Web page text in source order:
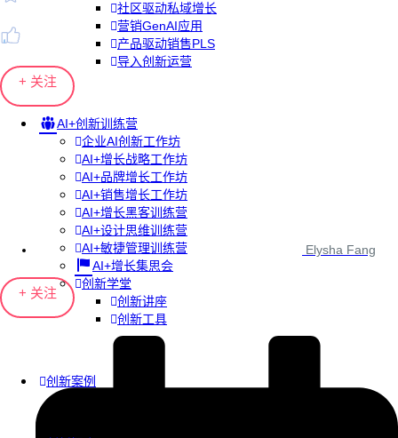
社区驱动私域增长
营销GenAI应用
产品驱动销售PLS
导入创新运营
AI+创新训练营
企业AI创新工作坊
AI+增长战略工作坊
AI+品牌增长工作坊
AI+销售增长工作坊
AI+增长黑客训练营
AI+设计思维训练营
AI+敏捷管理训练营
AI+增长集思会
创新学堂
创新讲座
创新工具
创新案例
+ 关注
Elysha Fang
+ 关注